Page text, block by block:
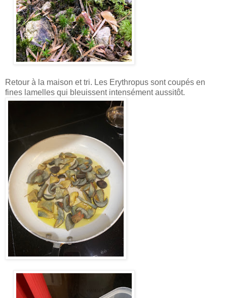
Retour à la maison et tri. Les Erythropus sont coupés en
fines lamelles qui bleuissent intensément aussitôt.